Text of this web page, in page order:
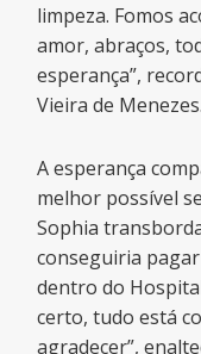
limpeza. Fomos
amor, abraços,
esperança”,
Vieira de Menezes.
A esperança
melhor possível
Sophia
conseguiria
dentro do
certo, tudo está
agradecer”,